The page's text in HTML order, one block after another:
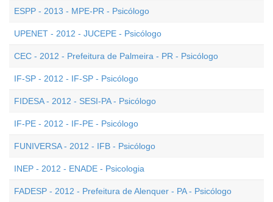
ESPP - 2013 - MPE-PR - Psicólogo
UPENET - 2012 - JUCEPE - Psicólogo
CEC - 2012 - Prefeitura de Palmeira - PR - Psicólogo
IF-SP - 2012 - IF-SP - Psicólogo
FIDESA - 2012 - SESI-PA - Psicólogo
IF-PE - 2012 - IF-PE - Psicólogo
FUNIVERSA - 2012 - IFB - Psicólogo
INEP - 2012 - ENADE - Psicologia
FADESP - 2012 - Prefeitura de Alenquer - PA - Psicólogo